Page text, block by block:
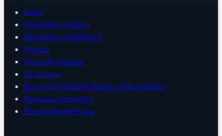
Бокс
Боксови чували
Боксови ръкавици
Дрехи
Детски дрехи
Суичъри
Фитнес оборудване и аксесоари
Бягащи пътеки
Велоергометри